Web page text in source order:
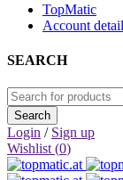
TopMatic
Account
SEARCH
Login / Sign up
Wishlist (0)